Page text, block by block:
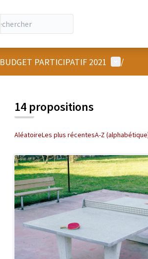
BUDGET PARTICIPATIF 2021 Menu
/
14 propositions
AléatoireLes plus récentesA-Z